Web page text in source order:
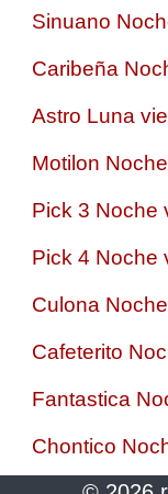
Sinuano
Caribeña
Astro Luna
Motilon
Pick 3 Noche
Pick 4 Noche
Culona
Cafeterito
Fantastica
Chontico